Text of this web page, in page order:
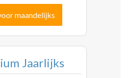
maandelijks
Jaarlijks